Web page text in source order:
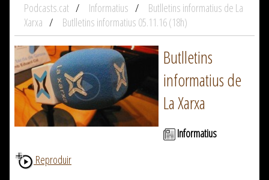
Podcasts.cat Informatius
Butlletins informatius de La
Xarxa
Butlletins informatius 05.11.16 (18h)
Butlletins
informatius de
La Xarxa
Informatius
Reproduir